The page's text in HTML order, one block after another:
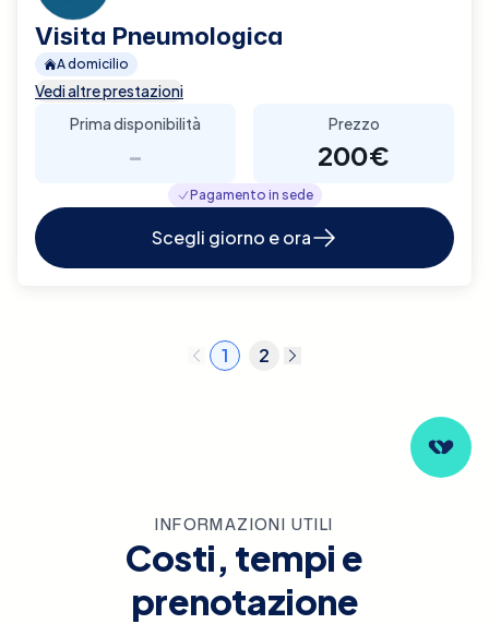
Visita Pneumologica
A domicilio
Vedi altre prestazioni
Prima disponibilità
-
Prezzo
200€
Pagamento in sede
Scegli giorno e ora
1 2
INFORMAZIONI UTILI
Costi, tempi e
prenotazione